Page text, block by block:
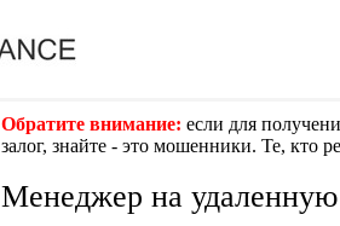
Обратите внимание: если для
залог, знайте - это мошенники. Те, кто
Менеджер на удаленную